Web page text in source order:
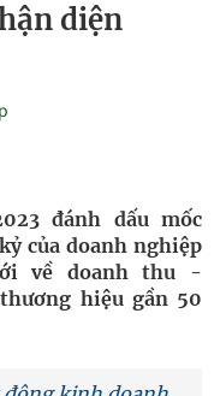
diện
đánh dấu mốc
của doanh nghiệp
về doanh thu -
hiệu gần 50